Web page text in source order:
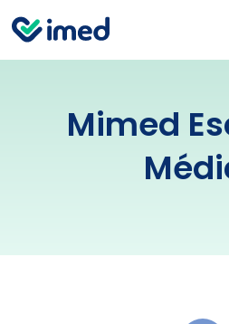
Mimed